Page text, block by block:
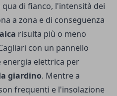
qua di fianco, l'intensità dei
a zona e di conseguenza
risulta più o meno
con un pannello
energia elettrica per
giardino. Mentre a
frequenti e l'insolazione